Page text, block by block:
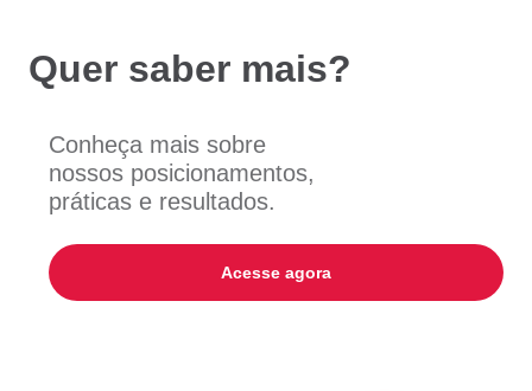
Quer saber mais?
Conheça mais sobre
nossos posicionamentos,
práticas e resultados.
Acesse agora